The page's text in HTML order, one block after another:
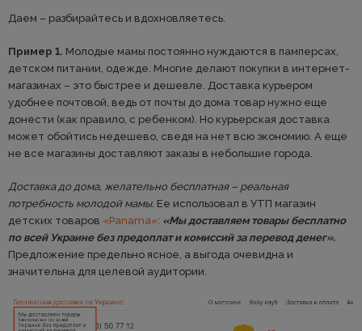
Даем – разбирайтесь и вдохновляетесь.
Пример 1. Молодые мамы постоянно нуждаются в памперсах,
детском питании, одежде. Многие делают покупки в интернет-
магазинах – это быстрее и дешевле. Доставка курьером
удобнее почтовой, ведь от почты до дома товар нужно еще
донести (как правило, с ребенком). Но курьерская доставка
может обойтись недешево, сведя на нет всю экономию. А еще
не все магазины доставляют заказы в небольшие города.
Доставка до дома, желательно бесплатная – реальная
потребность молодой мамы. Ее использовал в УТП магазин
детских товаров «Panama»: «Мы доставляем товары бесплатно
по всей Украине без предоплат и комиссий за перевод денег».
Предложение предельно ясное, а выгода очевидна и
значительна для целевой аудитории.